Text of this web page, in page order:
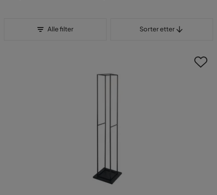
Alle filter Sorter etter